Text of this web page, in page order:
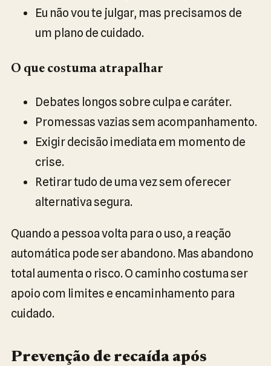
Eu não vou te julgar, mas precisamos de
um plano de cuidado.
O que costuma atrapalhar
Debates longos sobre culpa e caráter.
Promessas vazias sem acompanhamento.
Exigir decisão imediata em momento de
crise.
Retirar tudo de uma vez sem oferecer
alternativa segura.
Quando a pessoa volta para o uso, a reação
automática pode ser abandono. Mas abandono
total aumenta o risco. O caminho costuma ser
apoio com limites e encaminhamento para
cuidado.
Prevenção de recaída após